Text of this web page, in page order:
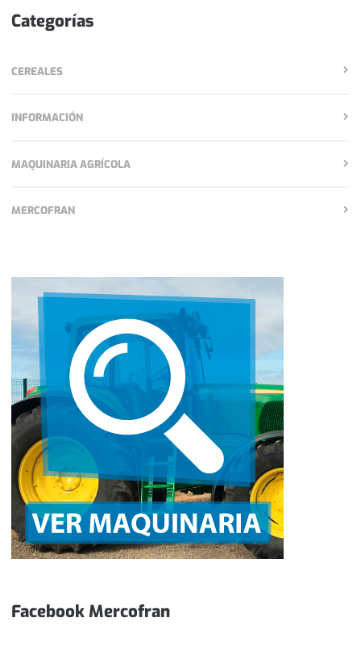
Categorías
CEREALES
INFORMACIÓN
MAQUINARIA AGRÍCOLA
MERCOFRAN
Facebook Mercofran